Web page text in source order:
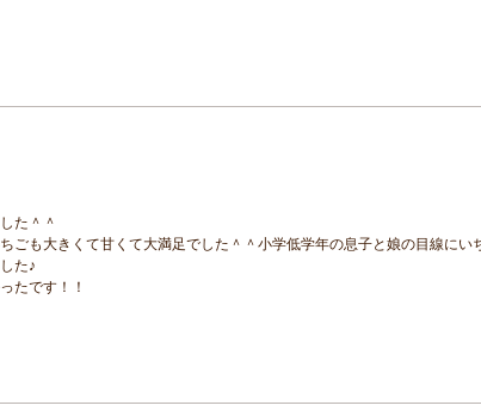
た＾＾
ごも大きくて甘くて大満足でした＾＾小学低学年の息子と娘の目線にい
た♪
たです！！